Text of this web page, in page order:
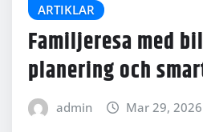
ARTIKLAR
Familjeresa med
planering och
admin Mar 29, 2026